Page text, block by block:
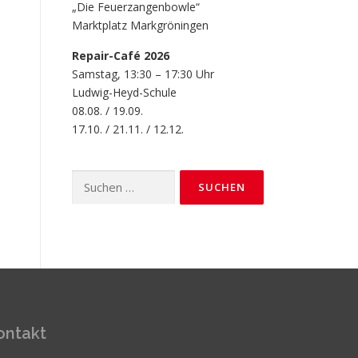
„Die Feuerzangenbowle“
Marktplatz Markgröningen
Repair-Café 2026
Samstag, 13:30 – 17:30 Uhr
Ludwig-Heyd-Schule
08.08. / 19.09.
17.10. / 21.11. / 12.12.
nach: